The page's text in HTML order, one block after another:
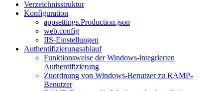
Verzeichnisstruktur
Konfiguration
appsettings.Production.json
web.config
IIS-Einstellungen
Authentifizierungsablauf
Funktionsweise der Windows-integrierten
Authentifizierung
Zuordnung von Windows-Benutzer zu RAMP-
Benutzer